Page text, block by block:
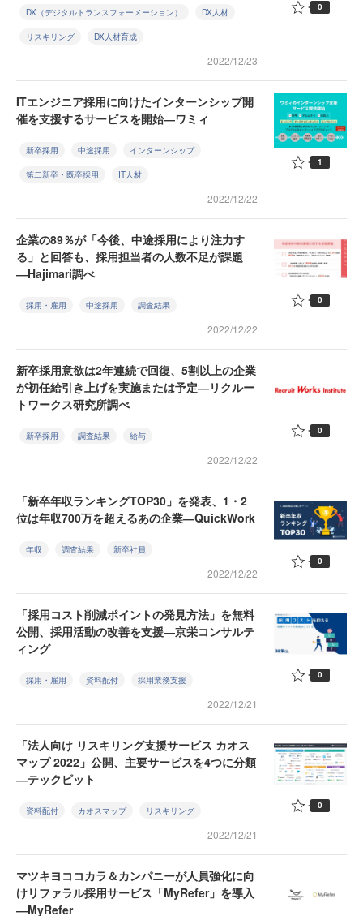
DX（デジタルトランスフォーメーション） DX人材
リスキリング DX人材育成
2022/12/23
0
ITエンジニア採用に向けたインターンシップ開
催を支援するサービスを開始―ワミィ
新卒採用 中途採用 インターンシップ
第二新卒・既卒採用 IT人材
2022/12/22
1
企業の89％が「今後、中途採用により注力す
る」と回答も、採用担当者の人数不足が課題
―Hajimari調べ
採用・雇用 中途採用 調査結果
2022/12/22
0
新卒採用意欲は2年連続で回復、5割以上の企業
が初任給引き上げを実施または予定―リクルー
トワークス研究所調べ
新卒採用 調査結果 給与
2022/12/22
0
「新卒年収ランキングTOP30」を発表、1・2
位は年収700万を超えるあの企業―QuickWork
年収 調査結果 新卒社員
2022/12/22
0
「採用コスト削減ポイントの発見方法」を無料
公開、採用活動の改善を支援―京栄コンサルテ
ィング
採用・雇用 資料配付 採用業務支援
2022/12/21
0
「法人向け リスキリング支援サービス カオス
マップ 2022」公開、主要サービスを4つに分類
―テックピット
資料配付 カオスマップ リスキリング
2022/12/21
0
マツキヨココカラ＆カンパニーが人員強化に向
けリファラル採用サービス「MyRefer」を導入
―MyRefer